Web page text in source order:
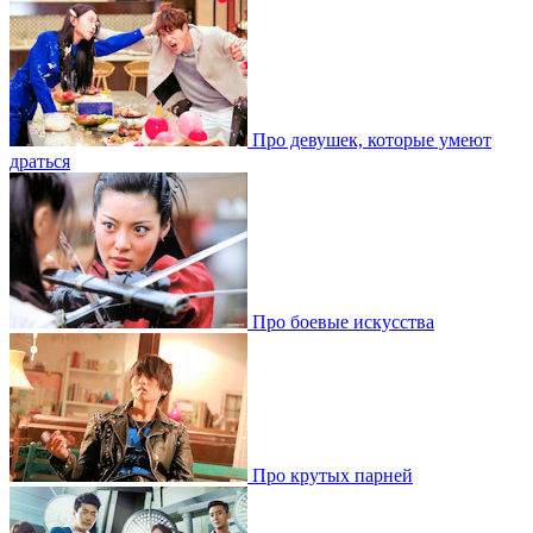
Про девушек, которые умеют
драться
Про боевые искусства
Про крутых парней